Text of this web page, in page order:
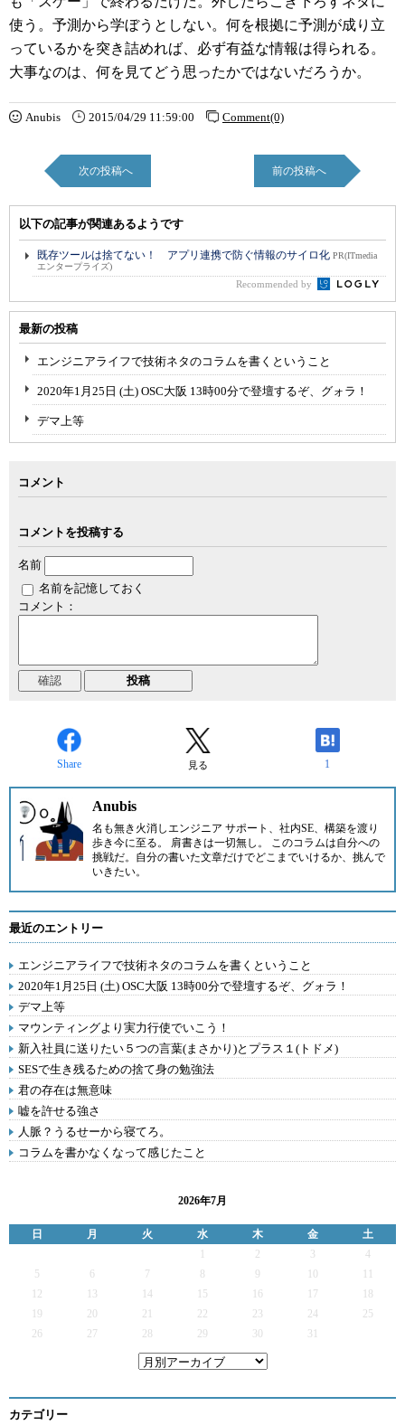
使う。予測から学ぼうとしない。何を根拠に予測が成り立
っているかを突き詰めれば、必ず有益な情報は得られる。
大事なのは、何を見てどう思ったかではないだろうか。
Anubis 2015/04/29 11:59:00 Comment(0)
次の投稿へ 前の投稿へ
以下の記事が関連あるようです
既存ツールは捨てない！ アプリ連携で防ぐ情報のサイロ化 PR(ITmedia
エンタープライズ)
Recommended by
最新の投稿
エンジニアライフで技術ネタのコラムを書くということ
2020年1月25日 (土) OSC大阪 13時00分で登壇するぞ、グォラ！
デマ上等
コメント
コメントを投稿する
名前
名前を記憶しておく
コメント：
Share 見る 1
Anubis
名も無き火消しエンジニア サポート、社内SE、構築を渡り
歩き今に至る。 肩書きは一切無し。 このコラムは自分への
挑戦だ。自分の書いた文章だけでどこまでいけるか、挑んで
いきたい。
最近のエントリー
エンジニアライフで技術ネタのコラムを書くということ
2020年1月25日 (土) OSC大阪 13時00分で登壇するぞ、グォラ！
デマ上等
マウンティングより実力行使でいこう！
新入社員に送りたい５つの言葉(まさかり)とプラス１(トドメ)
SESで生き残るための捨て身の勉強法
君の存在は無意味
嘘を許せる強さ
人脈？うるせーから寝てろ。
コラムを書かなくなって感じたこと
2026年7月
日 月 火 水 木 金
土
2 3
4
5
6 7 9
12
13 14 15 16 17
19
20 21 22 23 24
25
26
27 28 29 30 31
カテゴリー